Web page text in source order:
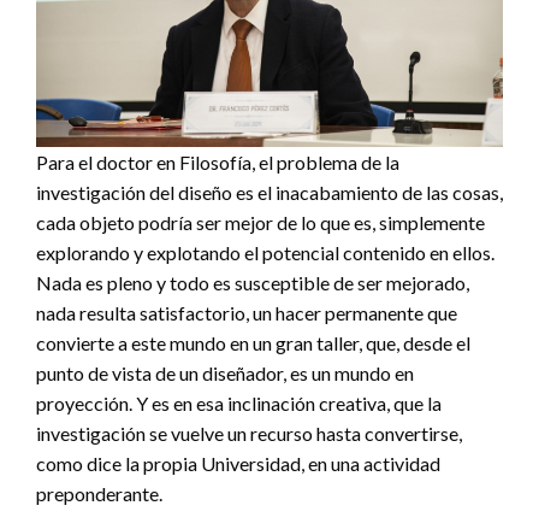
Para el doctor en Filosofía, el problema de la
investigación del diseño es el inacabamiento de las cosas,
cada objeto podría ser mejor de lo que es, simplemente
explorando y explotando el potencial contenido en ellos.
Nada es pleno y todo es susceptible de ser mejorado,
nada resulta satisfactorio, un hacer permanente que
convierte a este mundo en un gran taller, que, desde el
punto de vista de un diseñador, es un mundo en
proyección. Y es en esa inclinación creativa, que la
investigación se vuelve un recurso hasta convertirse,
como dice la propia Universidad, en una actividad
preponderante.